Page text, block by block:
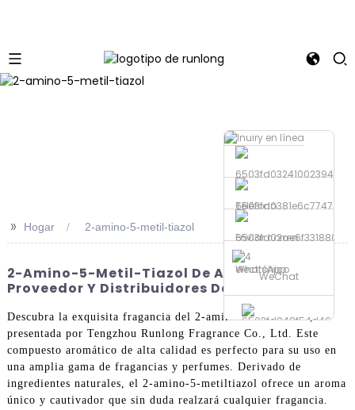
Teléfono
Enviar correo
electrónico
WhatsApp
WeChat
>> Hogar 2-amino-5-metil-tiazol
2-Amino-5-Metil-Tiazol De Alta Calidad |
Proveedor Y Distribuidores De Confianza
Descubra la exquisita fragancia del 2-amino-5-metiltiazol,
presentada por Tengzhou Runlong Fragrance Co., Ltd. Este
compuesto aromático de alta calidad es perfecto para su uso en
una amplia gama de fragancias y perfumes. Derivado de
ingredientes naturales, el 2-amino-5-metiltiazol ofrece un aroma
único y cautivador que sin duda realzará cualquier fragancia.